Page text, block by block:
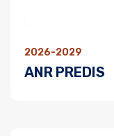
2026-2029
ANR PREDIS